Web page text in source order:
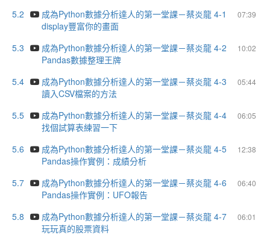
5.2
07:39
成為Python數據分析達人的第一堂課－蔡炎龍 4-1
display豐富你的畫面
5.3
10:02
成為Python數據分析達人的第一堂課－蔡炎龍 4-2
Pandas數據整理王牌
5.4
05:44
成為Python數據分析達人的第一堂課－蔡炎龍 4-3
讀入CSV檔案的方法
5.5
06:05
成為Python數據分析達人的第一堂課－蔡炎龍 4-4
找個試算表練習一下
5.6
12:38
成為Python數據分析達人的第一堂課－蔡炎龍 4-5
Pandas操作實例：成績分析
5.7
06:40
成為Python數據分析達人的第一堂課－蔡炎龍 4-6
Pandas操作實例：UFO報告
5.8
06:01
成為Python數據分析達人的第一堂課－蔡炎龍 4-7
玩玩真的股票資料